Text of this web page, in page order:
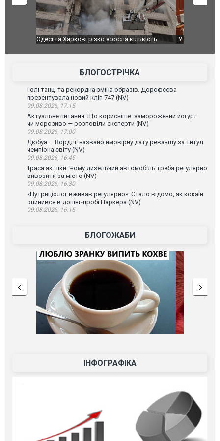
У парламенті Косово прем'єра закидали яйцями
Приїхав
до
зіркового
БЛОГОСТРІЧКА
Голі танці та рекордна зміна образів. Дорофєєва
презентувала новий кліп 747 (NV)
09.08.2026, 17:15
Актуальне питання. Що корисніше: заморожений йогурт
чи морозиво — розповіли експерти (NV)
09.08.2026, 17:00
Дюбуа — Вордлі: названо ймовірну дату реваншу за титул
чемпіона світу (NV)
09.08.2026, 16:45
Траса як ліки. Чому дизельний автомобіль треба регулярно
вивозити за місто (NV)
09.08.2026, 16:30
«Нутриціолог вживав регулярно». Стало відомо, як кокаїн
опинився в допінг-пробі Паркера (NV)
09.08.2026, 16:15
БЛОГОЖАБИ
ІНФОГРАФІКА